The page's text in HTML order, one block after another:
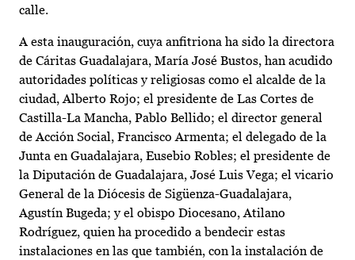
calle.
A esta inauguración, cuya anfitriona ha sido la directora
de Cáritas Guadalajara, María José Bustos, han acudido
autoridades políticas y religiosas como el alcalde de la
ciudad, Alberto Rojo; el presidente de Las Cortes de
Castilla-La Mancha, Pablo Bellido; el director general
de Acción Social, Francisco Armenta; el delegado de la
Junta en Guadalajara, Eusebio Robles; el presidente de
la Diputación de Guadalajara, José Luis Vega; el vicario
General de la Diócesis de Sigüenza-Guadalajara,
Agustín Bugeda; y el obispo Diocesano, Atilano
Rodríguez, quien ha procedido a bendecir estas
instalaciones en las que también, con la instalación de